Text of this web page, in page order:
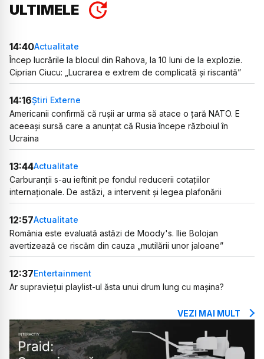
ULTIMELE
14:40Actualitate
Încep lucrările la blocul din Rahova, la 10 luni de la explozie.
Ciprian Ciucu: „Lucrarea e extrem de complicată și riscantă”
14:16Știri Externe
Americanii confirmă că rușii ar urma să atace o țară NATO. E
aceeași sursă care a anunțat că Rusia începe războiul în
Ucraina
13:44Actualitate
Carburanții s-au ieftinit pe fondul reducerii cotațiilor
internaționale. De astăzi, a intervenit și legea plafonării
12:57Actualitate
România este evaluată astăzi de Moody's. Ilie Bolojan
avertizează ce riscăm din cauza „mutilării unor jaloane”
12:37Entertainment
Ar supraviețui playlist-ul ăsta unui drum lung cu mașina?
VEZI MAI MULT